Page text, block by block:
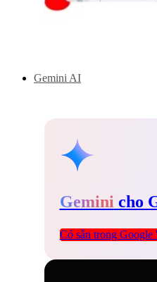
Gemini AI
Gemini cho
Có sẵn trong Google